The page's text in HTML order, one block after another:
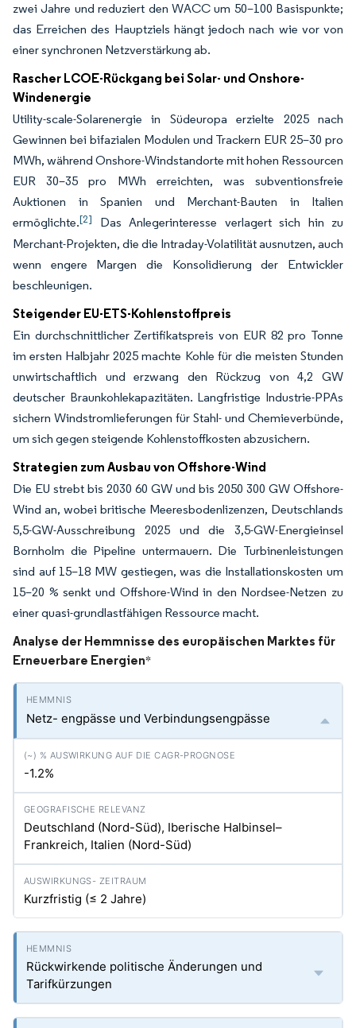
zwei Jahre und reduziert den WACC um 50–100 Basispunkte;
das Erreichen des Hauptziels hängt jedoch nach wie vor von
einer synchronen Netzverstärkung ab.
Rascher LCOE-Rückgang bei Solar- und Onshore-
Windenergie
Utility-scale-Solarenergie in Südeuropa erzielte 2025 nach
Gewinnen bei bifazialen Modulen und Trackern EUR 25–30 pro
MWh, während Onshore-Windstandorte mit hohen Ressourcen
EUR 30–35 pro MWh erreichten, was subventionsfreie
Auktionen in Spanien und Merchant-Bauten in Italien
ermöglichte.[2]
Das Anlegerinteresse verlagert sich hin zu
Merchant-Projekten, die die Intraday-Volatilität ausnutzen, auch
wenn engere Margen die Konsolidierung der Entwickler
beschleunigen.
Steigender EU-ETS-Kohlenstoffpreis
Ein durchschnittlicher Zertifikatspreis von EUR 82 pro Tonne
im ersten Halbjahr 2025 machte Kohle für die meisten Stunden
unwirtschaftlich und erzwang den Rückzug von 4,2 GW
deutscher Braunkohlekapazitäten. Langfristige Industrie-PPAs
sichern Windstromlieferungen für Stahl- und Chemieverbünde,
um sich gegen steigende Kohlenstoffkosten abzusichern.
Strategien zum Ausbau von Offshore-Wind
Die EU strebt bis 2030 60 GW und bis 2050 300 GW Offshore-
Wind an, wobei britische Meeresbodenlizenzen, Deutschlands
5,5-GW-Ausschreibung 2025 und die 3,5-GW-Energieinsel
Bornholm die Pipeline untermauern. Die Turbinenleistungen
sind auf 15–18 MW gestiegen, was die Installationskosten um
15–20 % senkt und Offshore-Wind in den Nordsee-Netzen zu
einer quasi-grundlastfähigen Ressource macht.
Analyse der Hemmnisse des europäischen Marktes für
Erneuerbare Energien*
Netz- engpässe und Verbindungsengpässe
-1.2%
Deutschland (Nord-Süd), Iberische Halbinsel–
Frankreich, Italien (Nord-Süd)
Kurzfristig (≤ 2 Jahre)
Rückwirkende politische Änderungen und
Tarifkürzungen